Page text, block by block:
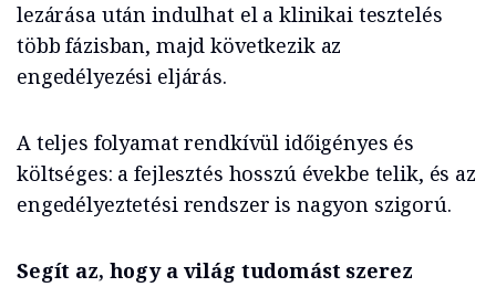
lezárása után indulhat el a klinikai tesztelés
több fázisban, majd következik az
engedélyezési eljárás.
A teljes folyamat rendkívül időigényes és
költséges: a fejlesztés hosszú évekbe telik, és az
engedélyeztetési rendszer is nagyon szigorú.
Segít az, hogy a világ tudomást szerez